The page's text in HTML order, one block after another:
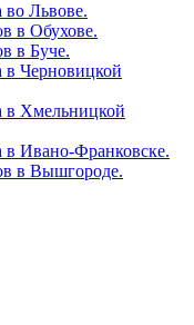
во Львове.
в Обухове.
в Буче.
в Черновицкой
в Хмельницкой
в Ивано-Франковске.
в Вышгороде.